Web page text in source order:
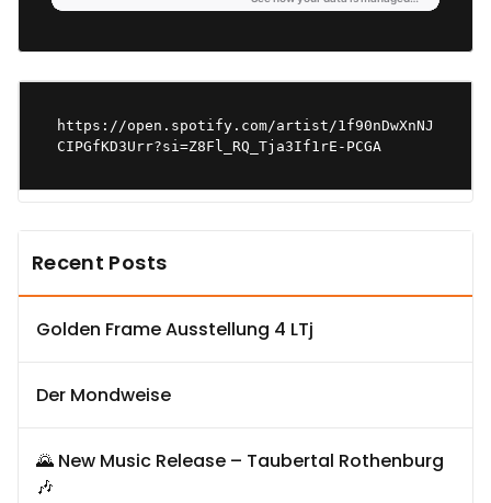
https://open.spotify.com/artist/1f90nDwXnNJ
CIPGfKD3Urr?si=Z8Fl_RQ_Tja3If1rE-PCGA
Recent Posts
Golden Frame Ausstellung 4 LTj
Der Mondweise
🌄 New Music Release – Taubertal Rothenburg
🎶